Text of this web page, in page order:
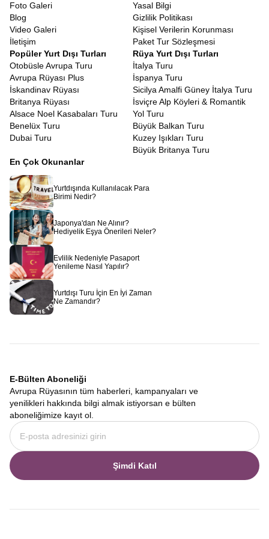
Bavyera bölgesi, şatolar ve saraylar konusunda dünyanın en
zengin bölgelerinden biridir.
Romantik Yol Almanya Şato Turu
sadece Neuschwanstein ile sınırlı kalmayıp Hohenschwangau gibi
diğer önemli yapıları ve Würzburg’daki Rezidans Sarayı gibi
UNESCO Dünya Mirası listesindeki eserleri de kapsar. Bu
şatoların her biri, dönemin sanat anlayışını, kralların yaşam
tarzını ve bölgenin siyasi tarihini yansıtan birer aynadır. Barok ve
Rokoko mimarisinin en ince detaylarını görebileceğiniz bu yapılar,
sanat tarihine ilgi duyan gezginler için bulunmaz birer hazinedir.
İsviçre Alpleri Kapsamlı Avrupa Turu
Doğaya saygının ve sürdürülebilir yaşamın merkezi olan
İsviçre Doğa ve Köy Turuyapmak, aynı zamanda bir
ekolojik farkındalık gezisidir. İneklerin boyunlarındaki çan sesleri
eşliğinde yapacağınız yürüyüşlerde, endemik bitki türlerini
inceleyebilir ve tertemiz havayı ciğerlerinize doldurabilirsiniz. Bu
turda, doğanın nasıl korunduğuna ve insanların doğayla nasıl
uyum içinde yaşadığına şahit olursunuz. Betonlaşmanın olmadığı,
her metrekarenin yeşile ayrıldığı bu köyler, modern şehir
hayatının stresinden arınmak için en doğal reçetedir.
köyleri gezileri dahil
Coğrafi yakınlıkları nedeniyle Alpler ve Güney Almanya kasabaları
kültürel olarak birbirine çok benzerlik gösterse de, her birinin
kendine has bir karakteri vardır.
Kasabaları Turu, bu geçişkenliği en iyi gözlemleyebileceğiniz
rotadır. Bir tarafta İsviçre’nin bağımsız ve doğacı ruhu, diğer
tarafta Almanya’nın disiplinli ve tarihine bağlı yapısı, seyahatinizi
7 Gün İsviçre Almanya Turu
Zamanı kısıtlı olan ancak görmek istediği yerlerden taviz vermek
istemeyenler için hazırladığımız 7 Gün İsviçre Almanya Turu
optimum süre ve maksimum verim ilkesiyle planlanmıştır. Bir
hafta gibi kısa bir sürede, hem İsviçre’nin en önemli zirvelerini ve
göllerini hem de Almanya’nın en ünlü kasabalarını ve şatolarını
görebilmeniz için lojistik detaylar en ince ayrıntısına kadar
düşünülmüştür. Her sabah yeni bir ülkede veya şehirde
uyanmanın heyecanını yaşarken, yorucu olmayan bir tempoyla
bölgenin tadını çıkarmanız sağlanır.
Foto Galeri
Blog
Video Galeri
İletişim
Yasal Bilgi
Gizlilik Politikası
Kişisel Verilerin Korunması
Paket Tur Sözleşmesi
Popüler Yurt Dışı Turları
Otobüsle Avrupa Turu
Avrupa Rüyası Plus
İskandinav Rüyası
Britanya Rüyası
Alsace Noel Kasabaları Turu
Benelüx Turu
Dubai Turu
Rüya Yurt Dışı Turları
İtalya Turu
İspanya Turu
Sicilya Amalfi Güney İtalya Turu
İsviçre Alp Köyleri & Romantik
Yol Turu
Büyük Balkan Turu
Kuzey Işıkları Turu
Büyük Britanya Turu
En Çok Okunanlar
Yurtdışında Kullanılacak Para
Birimi Nedir?
Japonya'dan Ne Alınır?
Hediyelik Eşya Önerileri Neler?
Evlilik Nedeniyle Pasaport
Yenileme Nasıl Yapılır?
Yurtdışı Turu İçin En İyi Zaman
Ne Zamandır?
E-Bülten Aboneliği
Avrupa Rüyasının tüm haberleri, kampanyaları ve
yenilikleri hakkında bilgi almak istiyorsan e bülten
aboneliğimize kayıt ol.
Şimdi Katıl